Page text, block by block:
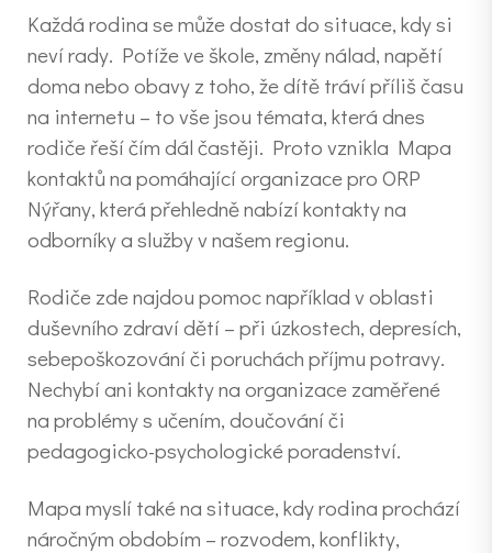
Každá rodina se může dostat do situace, kdy si
neví rady. Potíže ve škole, změny nálad, napětí
doma nebo obavy z toho, že dítě tráví příliš času
na internetu – to vše jsou témata, která dnes
rodiče řeší čím dál častěji. Proto vznikla Mapa
kontaktů na pomáhající organizace pro ORP
Nýřany, která přehledně nabízí kontakty na
odborníky a služby v našem regionu.
Rodiče zde najdou pomoc například v oblasti
duševního zdraví dětí – při úzkostech, depresích,
sebepoškozování či poruchách příjmu potravy.
Nechybí ani kontakty na organizace zaměřené
na problémy s učením, doučování či
pedagogicko-psychologické poradenství.
Mapa myslí také na situace, kdy rodina prochází
náročným obdobím – rozvodem, konflikty,